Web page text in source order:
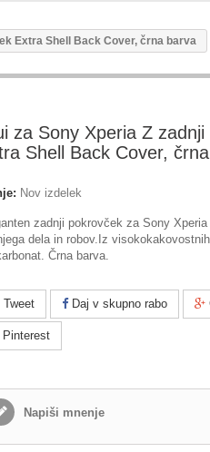
Extra Shell Back Cover, črna barva
za Sony Xperia Z
Shell Back Cover,
Nov izdelek
zadnji pokrovček za Sony
dela in robov.Iz
Črna barva.
Tweet Daj v skupno rabo
Pinterest
Napiši mnenje